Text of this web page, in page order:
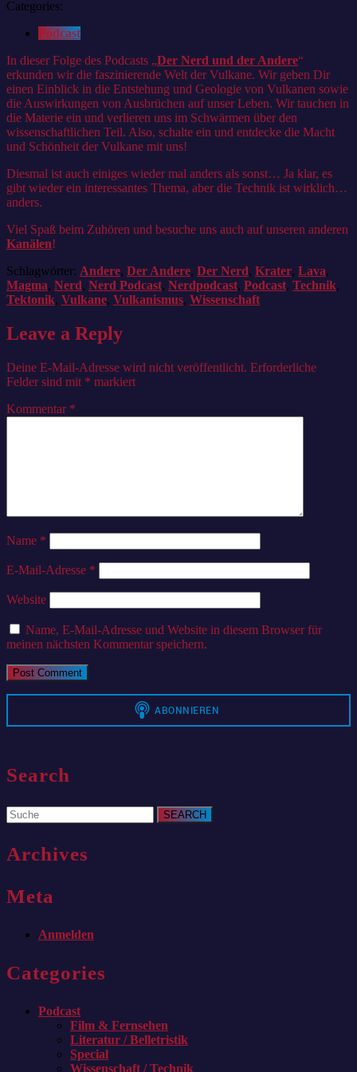
Categories:
Podcast
In dieser Folge des Podcasts „Der Nerd und der Andere“
erkunden wir die faszinierende Welt der Vulkane. Wir geben Dir
einen Einblick in die Entstehung und Geologie von Vulkanen sowie
die Auswirkungen von Ausbrüchen auf unser Leben. Wir tauchen in
die Materie ein und verlieren uns im Schwärmen über den
wissenschaftlichen Teil. Also, schalte ein und entdecke die Macht
und Schönheit der Vulkane mit uns!
Diesmal ist auch einiges wieder mal anders als sonst… Ja klar, es
gibt wieder ein interessantes Thema, aber die Technik ist wirklich…
anders.
Viel Spaß beim Zuhören und besuche uns auch auf unseren anderen
Kanälen!
Schlagwörter: Andere, Der Andere, Der Nerd, Krater, Lava,
Magma, Nerd, Nerd Podcast, Nerdpodcast, Podcast, Technik,
Tektonik, Vulkane, Vulkanismus, Wissenschaft
Leave a Reply
Deine E-Mail-Adresse wird nicht veröffentlicht. Erforderliche
Felder sind mit * markiert
Kommentar *
Name *
E-Mail-Adresse *
Website
Name, E-Mail-Adresse und Website in diesem Browser für
meinen nächsten Kommentar speichern.
Search
Search
for:
Archives
Meta
Anmelden
Categories
Podcast
Film & Fernsehen
Literatur / Belletristik
Special
Wissenschaft / Technik